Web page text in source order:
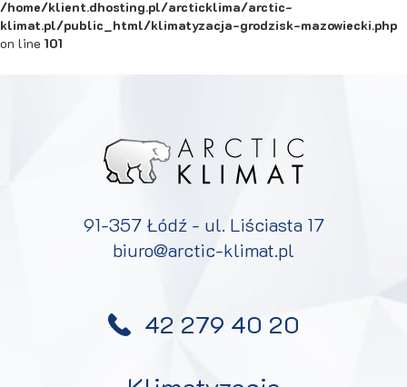
/home/klient.dhosting.pl/arcticklima/arctic-
klimat.pl/public_html/klimatyzacja-grodzisk-mazowiecki.php
on line 101
91-357 Łódź - ul. Liściasta 17
biuro@arctic-klimat.pl
42 279 40 20